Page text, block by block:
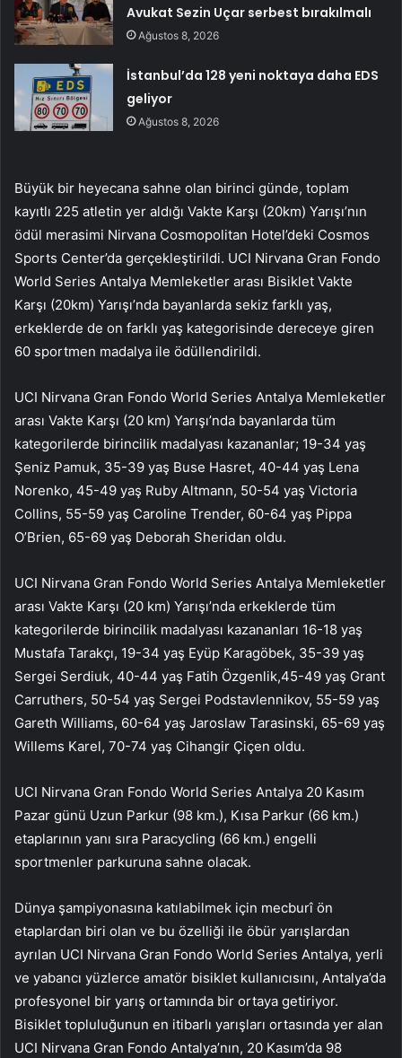
Avukat Sezin Uçar serbest bırakılmalı
Ağustos 8, 2026
İstanbul’da 128 yeni noktaya daha EDS
geliyor
Ağustos 8, 2026
Büyük bir heyecana sahne olan birinci günde, toplam
kayıtlı 225 atletin yer aldığı Vakte Karşı (20km) Yarışı’nın
ödül merasimi Nirvana Cosmopolitan Hotel’deki Cosmos
Sports Center’da gerçekleştirildi. UCI Nirvana Gran Fondo
World Series Antalya Memleketler arası Bisiklet Vakte
Karşı (20km) Yarışı’nda bayanlarda sekiz farklı yaş,
erkeklerde de on farklı yaş kategorisinde dereceye giren
60 sportmen madalya ile ödüllendirildi.
UCI Nirvana Gran Fondo World Series Antalya Memleketler
arası Vakte Karşı (20 km) Yarışı’nda bayanlarda tüm
kategorilerde birincilik madalyası kazananlar; 19-34 yaş
Şeniz Pamuk, 35-39 yaş Buse Hasret, 40-44 yaş Lena
Norenko, 45-49 yaş Ruby Altmann, 50-54 yaş Victoria
Collins, 55-59 yaş Caroline Trender, 60-64 yaş Pippa
O’Brien, 65-69 yaş Deborah Sheridan oldu.
UCI Nirvana Gran Fondo World Series Antalya Memleketler
arası Vakte Karşı (20 km) Yarışı’nda erkeklerde tüm
kategorilerde birincilik madalyası kazananları 16-18 yaş
Mustafa Tarakçı, 19-34 yaş Eyüp Karagöbek, 35-39 yaş
Sergei Serdiuk, 40-44 yaş Fatih Özgenlik,45-49 yaş Grant
Carruthers, 50-54 yaş Sergei Podstavlennikov, 55-59 yaş
Gareth Williams, 60-64 yaş Jaroslaw Tarasinski, 65-69 yaş
Willems Karel, 70-74 yaş Cihangir Çiçen oldu.
UCI Nirvana Gran Fondo World Series Antalya 20 Kasım
Pazar günü Uzun Parkur (98 km.), Kısa Parkur (66 km.)
etaplarının yanı sıra Paracycling (66 km.) engelli
sportmenler parkuruna sahne olacak.
Dünya şampiyonasına katılabilmek için mecburî ön
etaplardan biri olan ve bu özelliği ile öbür yarışlardan
ayrılan UCI Nirvana Gran Fondo World Series Antalya, yerli
ve yabancı yüzlerce amatör bisiklet kullanıcısını, Antalya’da
profesyonel bir yarış ortamında bir ortaya getiriyor.
Bisiklet topluluğunun en itibarlı yarışları ortasında yer alan
UCI Nirvana Gran Fondo Antalya’nın, 20 Kasım’da 98